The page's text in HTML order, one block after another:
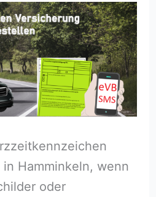
Hamminkeln, wenn
oder